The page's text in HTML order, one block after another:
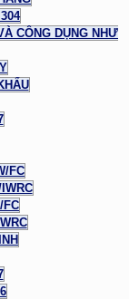
CÔNG DỤNG NHƯ
FC
FC